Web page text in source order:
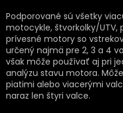
Podporované sú všetky
motocykle, štvorkolky/UTV,
prívesné motory so
určený najmä pre 2, 3 a 4
však môže používať aj pri
analýzu stavu motora.
piatimi alebo viacerými
naraz len štyri valce.